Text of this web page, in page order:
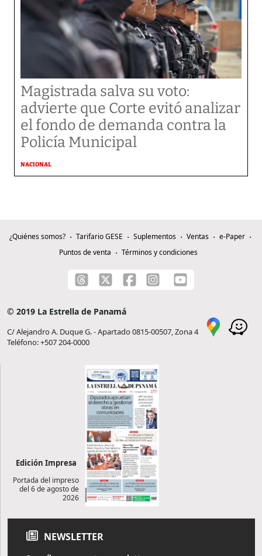
Magistrada salva su voto:
advierte que Corte evitó analizar
el fondo de demanda contra la
Policía Municipal
NACIONAL
¿Quiénes somos? Tarifario GESE Suplementos Ventas
e-Paper
Puntos de venta
Términos y condiciones
© 2019 La Estrella de Panamá
C/ Alejandro A. Duque G. - Apartado 0815-00507, Zona 4
Teléfono: +507 204-0000
Edición Impresa
Portada del impreso
del 6 de agosto de
2026
NEWSLETTER